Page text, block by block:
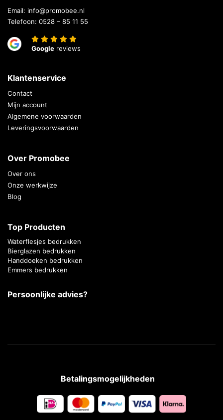
Email: info@promobee.nl
Telefoon: 0528 – 85 11 55
Google reviews
Klantenservice
Contact
Mijn account
Algemene voorwaarden
Leveringsvoorwaarden
Over Promobee
Over ons
Onze werkwijze
Blog
Top Producten
Waterflesjes bedrukken
Bierglazen bedrukken
Handdoeken bedrukken
Emmers bedrukken
Persoonlijke advies?
Betalingsmogelijkheden